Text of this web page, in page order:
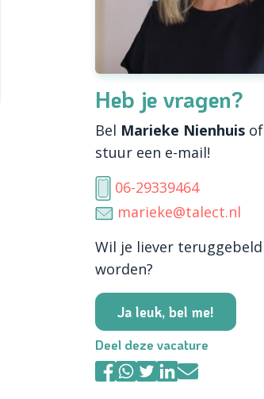
Heb je vragen?
Bel Marieke Nienhuis of
stuur een e-mail!
06-29339464
marieke@talect.nl
Wil je liever teruggebeld
worden?
Ja leuk, bel me!
Deel deze vacature